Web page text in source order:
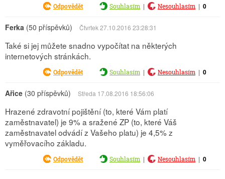
Odpovědět Souhlasím | Nesouhlasím | 0
Ferka (50 příspěvků) Čtvrtek 27.10.2016 23:28:31
Také si jej můžete snadno vypočítat na některých
internetových stránkách.
Odpovědět Souhlasím | Nesouhlasím | 0
Ařice (30 příspěvků) Středa 17.08.2016 18:56:06
Hrazené zdravotní pojištění (to, které Vám platí
zaměstnavatel) je 9% a sražené ZP (to, které Váš
zaměstnavatel odvádí z Vašeho platu) je 4,5% z
vyměřovacího základu.
Odpovědět Souhlasím | Nesouhlasím | 0